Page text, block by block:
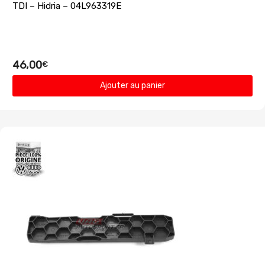
TDI – Hidria – 04L963319E
46,00€
Ajouter au panier